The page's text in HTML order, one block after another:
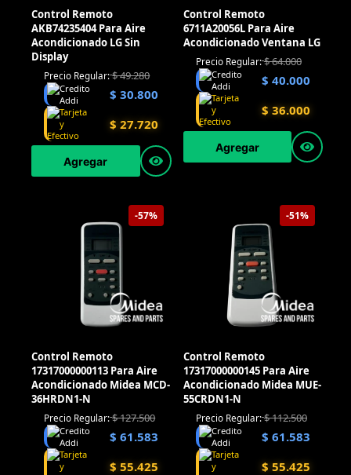
Control Remoto
AKB74235404 Para Aire
Acondicionado LG Sin
Display
Precio Regular:$49.280
$ 30.800
$ 27.720
Agregar
Control Remoto
6711A20056L Para Aire
Acondicionado Ventana LG
Precio Regular:$64.000
$ 40.000
$ 36.000
Agregar
-57%
Control Remoto
17317000000113 Para Aire
Acondicionado Midea MCD-
36HRDN1-N
Precio Regular:$127.500
$ 61.583
$ 55.425
-51%
Control Remoto
17317000000145 Para Aire
Acondicionado Midea MUE-
55CRDN1-N
Precio Regular:$112.500
$ 61.583
$ 55.425